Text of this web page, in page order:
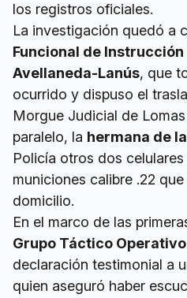
los registros oficiales.
La investigación quedó a
Funcional de Instrucción
Avellaneda-Lanús, que
ocurrido y dispuso el
Morgue Judicial de
paralelo, la hermana de
Policía otros dos
municiones calibre .22
domicilio.
En el marco de las
Grupo Táctico Operativo
declaración testimonial a
quien aseguró haber